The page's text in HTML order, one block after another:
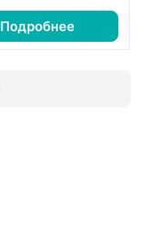
Подробнее